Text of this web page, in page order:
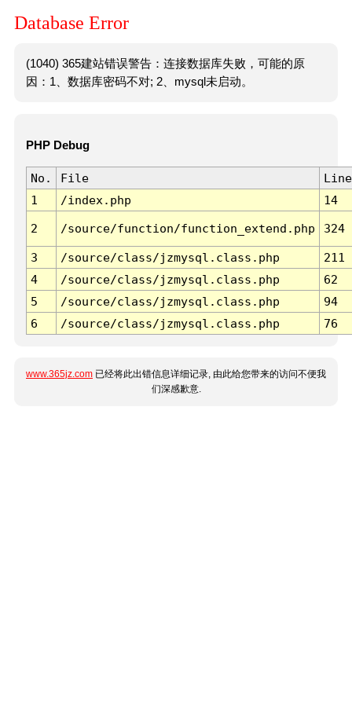
Database Error
(1040) 365建站错误警告：连接数据库失败，可能的原
因：1、数据库密码不对; 2、mysql未启动。
PHP Debug
No. File
Line
1
/index.php 14
2 /source/function/function_extend.php 324
3 /source/class/jzmysql.class.php
211
4
/source/class/jzmysql.class.php
62
5
/source/class/jzmysql.class.php
94
6
/source/class/jzmysql.class.php 76
www.365jz.com 已经将此出错信息详细记录, 由此给您带来的访问不便我
们深感歉意.